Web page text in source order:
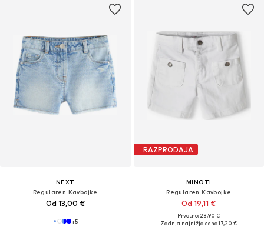
NEXT
Regularen Kavbojke
Od 13,00 €
+5
RAZPRODAJA
MINOTI
Regularen Kavbojke
Od 19,11 €
Prvotno: 23,90 €
Zadnja najnižja cena17,20 €